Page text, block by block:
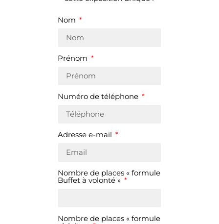
Nom
Prénom
Numéro de téléphone
Adresse e-mail
Nombre de places « formule
Buffet à volonté »
Nombre de places « formule